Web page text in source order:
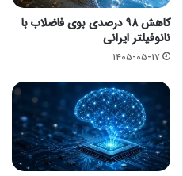
کاهش ۹۸ درصدی بوی فاضلاب با
نانوفیلتر ایرانی
۱۴۰۵-۰۵-۱۷